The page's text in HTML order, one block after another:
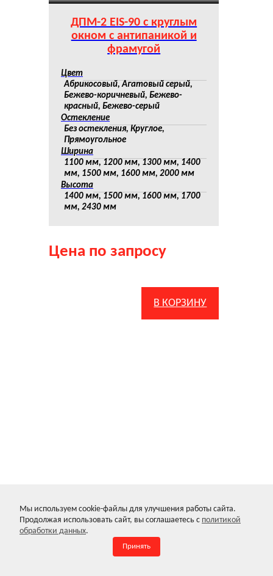
ДПМ-2 EIS-90 с круглым
окном с антипаникой и
фрамугой
Цвет
Абрикосовый, Агатовый серый,
Бежево-коричневый, Бежево-
красный, Бежево-серый
Остекление
Без остекления, Круглое,
Прямоугольное
Ширина
1100 мм, 1200 мм, 1300 мм, 1400
мм, 1500 мм, 1600 мм, 2000 мм
Высота
1400 мм, 1500 мм, 1600 мм, 1700
мм, 2430 мм
Цена по запросу
В КОРЗИНУ
ПЕРСОНАЛЬНОЕ
ПРЕДЛОЖЕНИЕ
Мы используем cookie-файлы для улучшения работы сайта.
Продолжая использовать сайт, вы соглашаетесь с политикой
обработки данных.
Принять